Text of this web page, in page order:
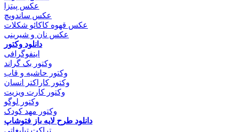
عکس پیتزا
عکس ساندویچ
عکس قهوه کاکائو شکلات
عکس نان و شیرینی
دانلود وکتور
اینفوگرافی
وکتور بک گراند
وکتور حاشیه و قاب
وکتور کاراکتر انسان
وکتور کارت ویزیت
وکتور لوگو
وکتور مهد کودک
دانلود طرح لایه باز فتوشاپ
تراکت تبلیغاتی